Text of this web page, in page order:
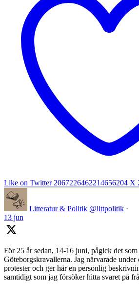
Like on Twitter 2067226462214656204 X
Litteratur & Politik @littpolitik ·
13 jun
För 25 år sedan, 14-16 juni, pågick det
Göteborgskravallerna. Jag närvarade under
protester och ger här en personlig
samtidigt som jag försöker hitta svaret på